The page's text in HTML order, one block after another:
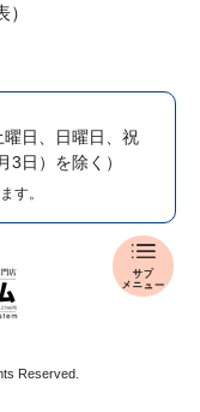
よ
う
曜日、日曜日、祝
3日）を除く）
す。
Reserved.